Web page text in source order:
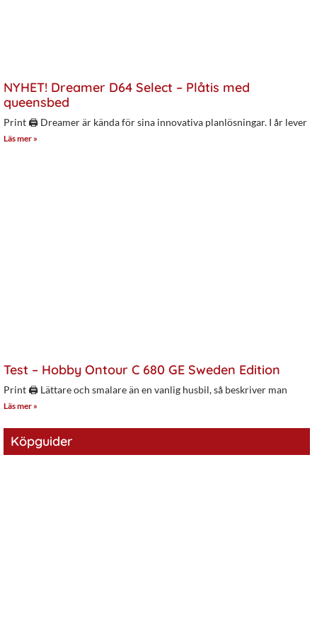
NYHET! Dreamer D64 Select – Plåtis med
queensbed
Print 🖨 Dreamer är kända för sina innovativa planlösningar. I år lever
Läs mer »
Test – Hobby Ontour C 680 GE Sweden Edition
Print 🖨 Lättare och smalare än en vanlig husbil, så beskriver man
Läs mer »
Köpguider